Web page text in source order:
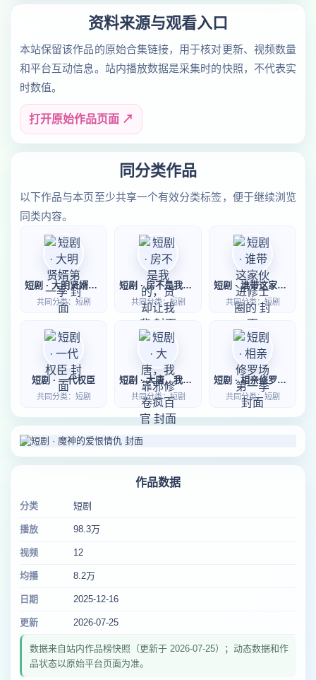
资料来源与观看入口
本站保留该作品的原始合集链接，用于核对更新、视频数量
和平台互动信息。站内播放数据是采集时的快照，不代表实
时数值。
打开原始作品页面 ↗
同分类作品
以下作品与本页至少共享一个有效分类标签，便于继续浏览
同类内容。
短剧 · 大明贤婿第一季
共同分类：短剧
短剧 · 房不是我的，贷却让我背
共同分类：短剧
短剧 · 谁带这家伙进修士圈的
共同分类：短剧
短剧 · 一代权臣
共同分类：短剧
短剧 · 大唐，我靠邪修卷疯百官
共同分类：短剧
短剧 · 相亲修罗场第一季
共同分类：短剧
作品数据
分类 短剧
播放 98.3万
视频 12
均播 8.2万
日期 2025-12-16
更新 2026-07-25
数据来自站内作品榜快照（更新于 2026-07-25）；动态数据和作
品状态以原始平台页面为准。